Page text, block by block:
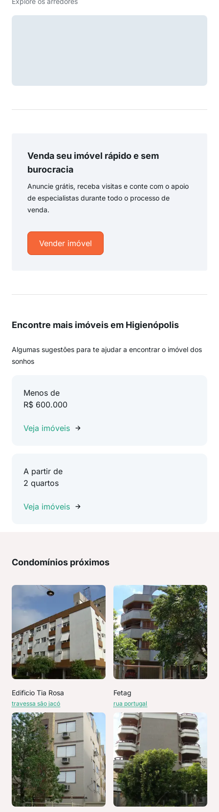
Venda seu imóvel rápido e sem
burocracia
Anuncie grátis, receba visitas e conte com o apoio
de especialistas durante todo o processo de
venda.
Vender imóvel
Encontre mais imóveis em Higienópolis
Algumas sugestões para te ajudar a encontrar o imóvel dos
sonhos
Menos de
R$ 600.000
Veja imóveis
A partir de
2 quartos
Veja imóveis
Condomínios próximos
Edificio Tia Rosa
travessa são jacó
Fetag
rua portugal